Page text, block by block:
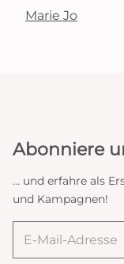
Marie Jo
Abonniere
... und erfahre als
und Kampagnen!